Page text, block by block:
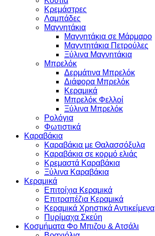
Κρεμάστρες
Λαμπάδες
Μαγνητάκια
Μαγνητάκια σε Μάρμαρο
Μαγντητάκια Πετρούλες
Ξύλινα Μαγνητάκια
Μπρελόκ
Δερμάτινα Μπρελόκ
Διάφορα Μπρελόκ
Κεραμικά
Μπρελόκ Φελλοί
Ξύλινα Μπρελόκ
Ρολόγια
Φωτιστικά
Καραβάκια
Καραβάκια με Θαλασσόξυλα
Καραβάκια σε κορμό ελιάς
Κρεμαστά Καραβάκια
Ξύλινα Καραβάκια
Κεραμικά
Επιτοίχια Κεραμικά
Επιτραπέζια Κεραμικά
Κεραμικά Χρηστικά Αντικείμενα
Πυρίμαχα Σκεύη
Κοσμήματα Φο Μπιζου & Ατσάλι